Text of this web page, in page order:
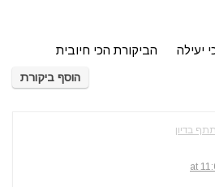
יעילה
הביקורת הכי חיובית
הוסף ביקורת
בדיון